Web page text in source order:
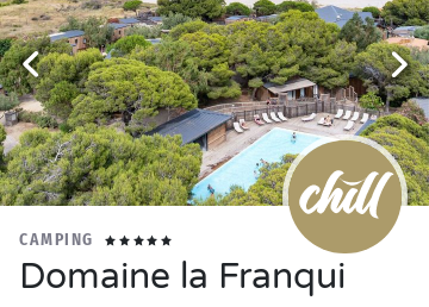
CAMPING
Domaine la Franqui